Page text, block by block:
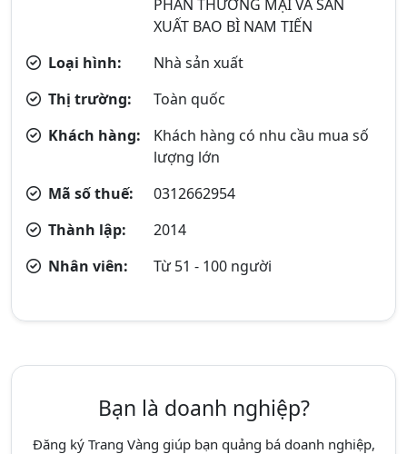
PHẦN THƯƠNG MẠI VÀ SẢN
XUẤT BAO BÌ NAM TIẾN
Loại hình:
Nhà sản xuất
Thị trường:
Toàn quốc
Khách hàng:
Khách hàng có nhu cầu mua số
lượng lớn
Mã số thuế:
0312662954
Thành lập:
2014
Nhân viên:
Từ 51 - 100 người
Bạn là doanh nghiệp?
Đăng ký Trang Vàng giúp bạn quảng bá doanh nghiệp,